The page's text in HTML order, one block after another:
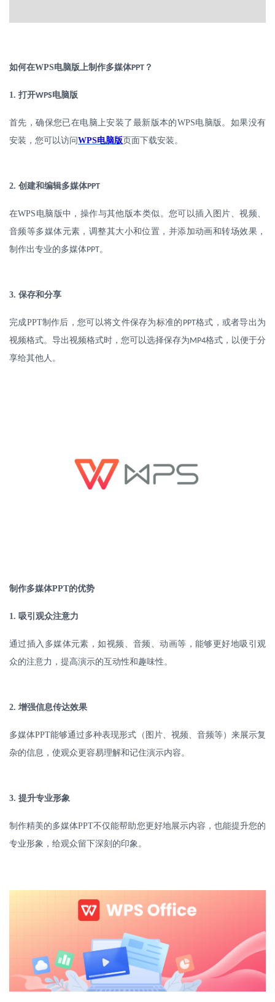
如何在WPS电脑版上制作多媒体PPT ？
1. 打开WPS电脑版
首先，确保您已在电脑上安装了最新版本的WPS电脑版。如果没有
安装，您可以访问WPS电脑版页面下载安装。
2. 创建和编辑多媒体PPT
在WPS 电脑版中，操作与其他版本类似。您可以插入图片、视频、
音频等多媒体元素，调整其大小和位置，并添加动画和转场效果，
制作出专业的多媒体PPT。
3. 保存和分享
完成PPT制作后，您可以将文件保存为标准的 PPT格式，或者导出为
视频格式。导出视频格式时，您可以选择保存为MP4格式，以便于分
享给其他人。
制作多媒体PPT的优势
1. 吸引观众注意力
通过插入多媒体元素，如视频、音频、动画等，能够更好地吸引观
众的注意力，提高演示的互动性和趣味性。
2. 增强信息传达效果
多媒体PPT能够通过多种表现形式（图片、视频、音频等）来展示复
杂的信息，使观众更容易理解和记住演示内容。
3. 提升专业形象
制作精美的多媒体PPT不仅能帮助您更好地展示内容，也能提升您的
专业形象，给观众留下深刻的印象。